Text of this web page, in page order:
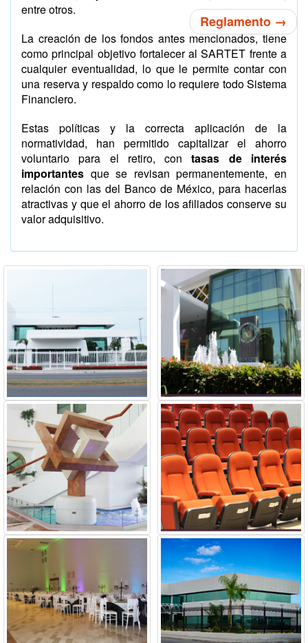
entre otros.
La creación de los fondos antes mencionados, tiene
como principal objetivo fortalecer al SARTET frente a
cualquier eventualidad, lo que le permite contar con
una reserva y respaldo como lo requiere todo Sistema
Financiero.
Estas políticas y la correcta aplicación de la
normatividad, han permitido capitalizar el ahorro
voluntario para el retiro, contasas de interés
importantes que se revisan permanentemente, en
relación con las del Banco de México, para hacerlas
atractivas y que el ahorro de los afiliados conserve su
valor adquisitivo.
Reglamento →